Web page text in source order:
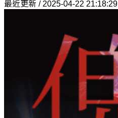
最近更新 / 2025-04-22 21:18:29